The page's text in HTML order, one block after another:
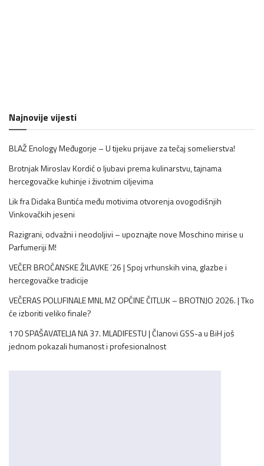
Najnovije vijesti
BLAŽ Enology Međugorje – U tijeku prijave za tečaj somelierstva!
Brotnjak Miroslav Kordić o ljubavi prema kulinarstvu, tajnama
hercegovačke kuhinje i životnim ciljevima
Lik fra Didaka Buntića među motivima otvorenja ovogodišnjih
Vinkovačkih jeseni
Razigrani, odvažni i neodoljivi – upoznajte nove Moschino mirise u
Parfumeriji M!
VEČER BROĆANSKE ŽILAVKE ’26 | Spoj vrhunskih vina, glazbe i
hercegovačke tradicije
VEČERAS POLUFINALE MNL MZ OPĆINE ČITLUK – BROTNJO 2026. | Tko
će izboriti veliko finale?
170 SPAŠAVATELJA NA 37. MLADIFESTU | Članovi GSS-a u BiH još
jednom pokazali humanost i profesionalnost